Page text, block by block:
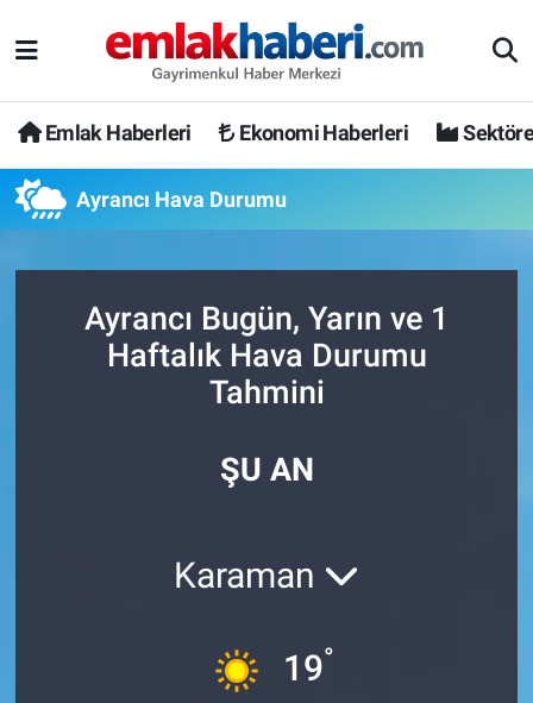
Emlak Haberleri Ekonomi Haberleri
Ayrancı Hava Durumu
Ayrancı Bugün, Yarın ve 1
Haftalık Hava Durumu
Tahmini
ŞU AN
Karaman
19°